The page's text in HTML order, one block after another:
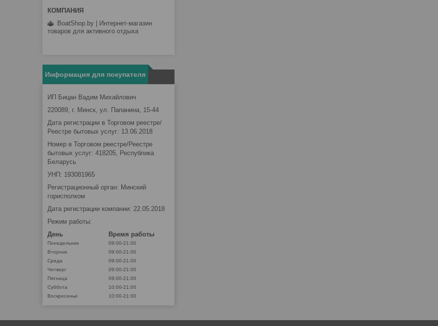
BoatShop.by | Интернет-магазин
товаров для активного отдыха
Информация для покупателя
ИП Бицан Вадим Михайлович
220089, г. Минск, ул. Папанина, 15-44
Дата регистрации в Торговом реестре/
Реестре бытовых услуг: 13.06.2018
Номер в Торговом реестре/Реестре
бытовых услуг: 418205, Республика
Беларусь
УНП: 193081965
Регистрационный орган: Минский
горисполком
Дата регистрации компании: 22.05.2018
Режим работы:
День
Время работы
Понедельник
09:00-21:00
Вторник
09:00-21:00
Среда
09:00-21:00
Четверг
09:00-21:00
Пятница
09:00-21:00
Суббота
10:00-21:00
Воскресенье
10:00-21:00